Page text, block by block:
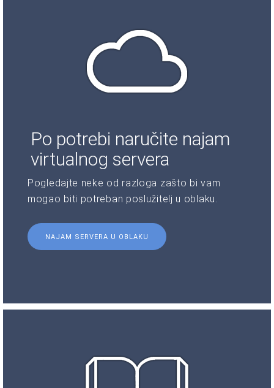
Po potrebi naručite najam
virtualnog servera
Pogledajte neke od razloga zašto bi vam
mogao biti potreban poslužitelj u oblaku.
NAJAM SERVERA U OBLAKU